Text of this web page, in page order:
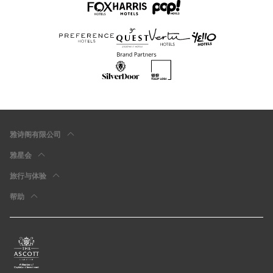
雅诗阁有限公司
雅星会
旅行与体验
帮助